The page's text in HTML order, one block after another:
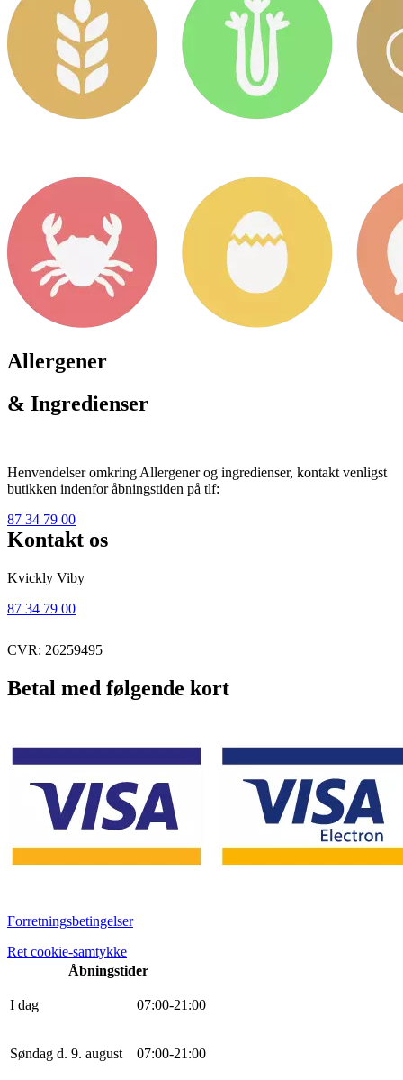
Allergener
& Ingredienser
Henvendelser omkring Allergener og ingredienser, kontakt venligst
butikken indenfor åbningstiden på tlf:
87 34 79 00
Kontakt os
Kvickly Viby
87 34 79 00
CVR: 26259495
Betal med følgende kort
Forretningsbetingelser
Ret cookie-samtykke
Åbningstider
I dag 07:00-21 :00
Søndag d. 9. august 07:00-21 :00